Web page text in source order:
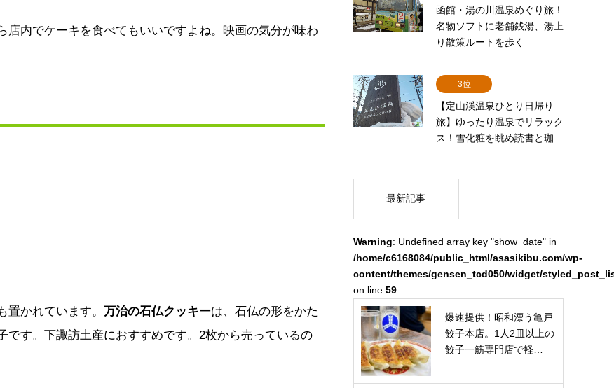
店内でケーキを食べてもいいですよね。映画の気分が味わ
かれています。 万治の石仏クッキーは、石仏の形をかた
す。下諏訪土産におすすめです。2枚から売っているの
函館・湯の川温泉めぐり旅！
名物ソフトに老舗銭湯、湯上
り散策ルートを歩く
3位
【定山渓温泉ひとり日帰り
旅】ゆったり温泉でリラック
ス！雪化粧を眺め読書と珈…
最新記事
Warning: Undefined array key "show_date" in
/home/c6168084/public_html/asasikibu.com/wp-
content/themes/gensen_tcd050/widget/
on line 59
爆速提供！昭和漂う亀戸
餃子本店。1人2皿以上の
餃子一筋専門店で軽…